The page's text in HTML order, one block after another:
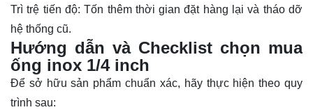
Trì trệ tiến độ: Tốn thêm thời gian đặt hàng lại và tháo dỡ
hệ thống cũ.
Hướng dẫn và Checklist chọn mua
ống inox 1/4 inch
Để sở hữu sản phẩm chuẩn xác, hãy thực hiện theo quy
trình sau: